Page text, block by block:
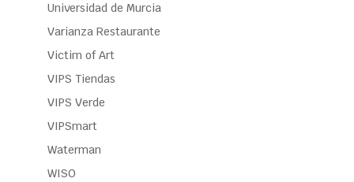
Universidad de Murcia
Varianza Restaurante
Victim of Art
VIPS Tiendas
VIPS Verde
VIPSmart
Waterman
WISO